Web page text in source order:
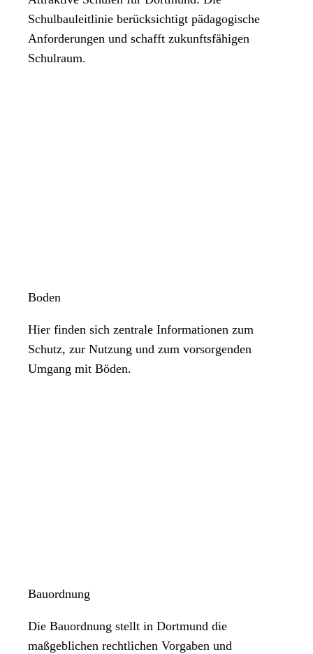
Schulbauleitlinie berücksichtigt pädagogische
Anforderungen und schafft zukunftsfähigen
Schulraum.
Boden
Hier finden sich zentrale Informationen zum
Schutz, zur Nutzung und zum vorsorgenden
Umgang mit Böden.
Bauordnung
Die Bauordnung stellt in Dortmund die
maßgeblichen rechtlichen Vorgaben und